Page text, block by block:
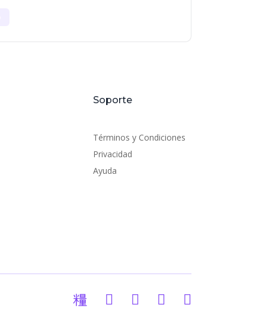
Soporte
Términos y Condiciones
Privacidad
Ayuda